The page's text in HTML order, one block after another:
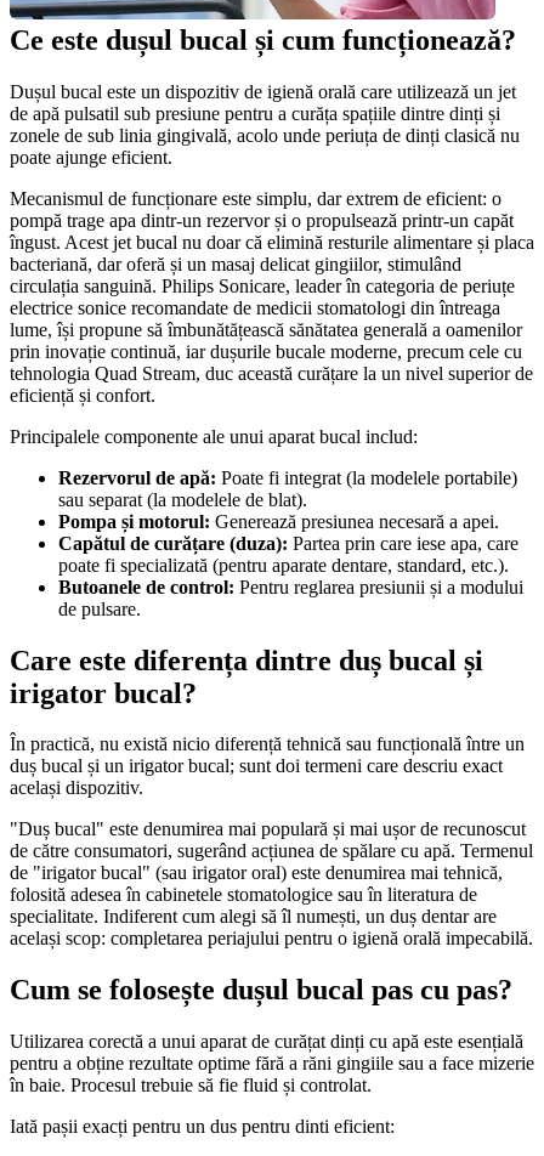
Ce este dușul bucal și cum funcționează?
Dușul bucal este un dispozitiv de igienă orală care utilizează un jet
de apă pulsatil sub presiune pentru a curăța spațiile dintre dinți și
zonele de sub linia gingivală, acolo unde periuța de dinți clasică nu
poate ajunge eficient.
Mecanismul de funcționare este simplu, dar extrem de eficient: o
pompă trage apa dintr-un rezervor și o propulsează printr-un capăt
îngust. Acest jet bucal nu doar că elimină resturile alimentare și placa
bacteriană, dar oferă și un masaj delicat gingiilor, stimulând
circulația sanguină. Philips Sonicare, leader în categoria de periuțe
electrice sonice recomandate de medicii stomatologi din întreaga
lume, își propune să îmbunătățească sănătatea generală a oamenilor
prin inovație continuă, iar dușurile bucale moderne, precum cele cu
tehnologia Quad Stream, duc această curățare la un nivel superior de
eficiență și confort.
Principalele componente ale unui aparat bucal includ:
Rezervorul de apă: Poate fi integrat (la modelele portabile)
sau separat (la modelele de blat).
Pompa și motorul: Generează presiunea necesară a apei.
Capătul de curățare (duza): Partea prin care iese apa, care
poate fi specializată (pentru aparate dentare, standard, etc.).
Butoanele de control: Pentru reglarea presiunii și a modului
de pulsare.
Care este diferența dintre duș bucal și
irigator bucal?
În practică, nu există nicio diferență tehnică sau funcțională între un
duș bucal și un irigator bucal; sunt doi termeni care descriu exact
același dispozitiv.
"Duș bucal" este denumirea mai populară și mai ușor de recunoscut
de către consumatori, sugerând acțiunea de spălare cu apă. Termenul
de "irigator bucal" (sau irigator oral) este denumirea mai tehnică,
folosită adesea în cabinetele stomatologice sau în literatura de
specialitate. Indiferent cum alegi să îl numești, un duș dentar are
același scop: completarea periajului pentru o igienă orală impecabilă.
Cum se folosește dușul bucal pas cu pas?
Utilizarea corectă a unui aparat de curățat dinți cu apă este esențială
pentru a obține rezultate optime fără a răni gingiile sau a face mizerie
în baie. Procesul trebuie să fie fluid și controlat.
Iată pașii exacți pentru un dus pentru dinti eficient: